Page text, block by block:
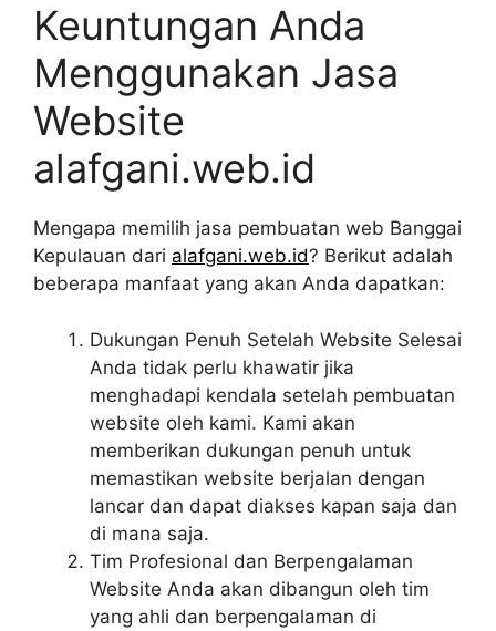
Keuntungan Anda
Menggunakan Jasa
Website
alafgani.web.id
Mengapa memilih jasa pembuatan web Banggai
Kepulauan dari alafgani.web.id? Berikut adalah
beberapa manfaat yang akan Anda dapatkan:
Dukungan Penuh Setelah Website Selesai
Anda tidak perlu khawatir jika
menghadapi kendala setelah pembuatan
website oleh kami. Kami akan
memberikan dukungan penuh untuk
memastikan website berjalan dengan
lancar dan dapat diakses kapan saja dan
di mana saja.
Tim Profesional dan Berpengalaman
Website Anda akan dibangun oleh tim
yang ahli dan berpengalaman di